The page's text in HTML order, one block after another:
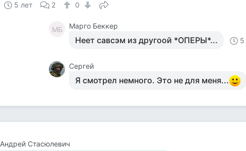
5 лет 2 0
МБ Марго Беккер
Неет савсэм из другоой *ОПЕРЫ*... 5
Сергей
Я смотрел немного. Это не для меня...
Андрей Стасюлевич